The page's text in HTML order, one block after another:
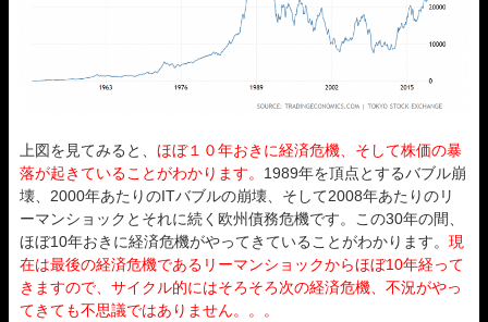
上図を見てみると、 ほぼ１０年おきに経済危機、そして株価の暴
落が起きていることがわかります。 1989年を頂点とするバブル崩
壊、2000年あたりのITバブルの崩壊、そして2008年あたりのリ
ーマンショックとそれに続く欧州債務危機です。この30年の間、
ほぼ10年おきに経済危機がやってきていることがわかります。 現
在は最後の経済危機であるリーマンショックからほぼ10年経って
きますので、サイクル的にはそろそろ次の経済危機、不況がやっ
てきても不思議ではありません。。。